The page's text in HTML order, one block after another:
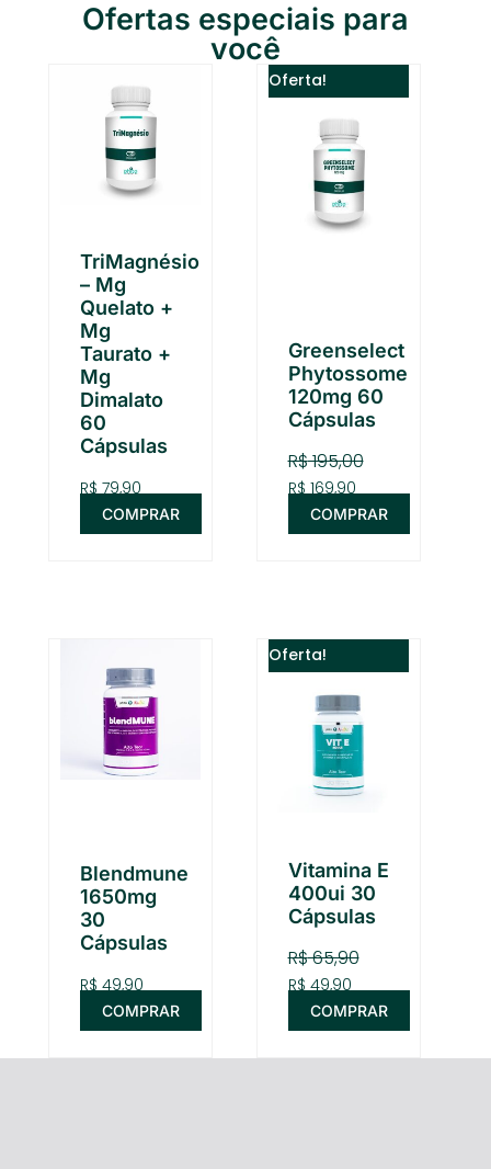
Ofertas especiais para
você
TriMagnésio
– Mg
Quelato +
Mg
Taurato +
Mg
Dimalato
60
Cápsulas
R$79,90
COMPRAR
Oferta!
Greenselect
Phytossome
120mg 60
Cápsulas
R$195,00
O
preço
original
era:
R$ 195,00.
R$169,90
preço
atual
é:
R$ 169,90.
COMPRAR
Blendmune
1650mg
30
Cápsulas
R$ 49,90
COMPRAR
Oferta!
Vitamina E
400ui 30
Cápsulas
R$65,90
O
preço
original
era:
R$ 65,90.
R$ 49,90
preço
atual
é:
R$ 49,90.
COMPRAR